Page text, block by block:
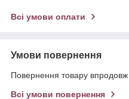
Всі умови оплати
Умови повернення
Повернення товару впродовж
Всі умови повернення